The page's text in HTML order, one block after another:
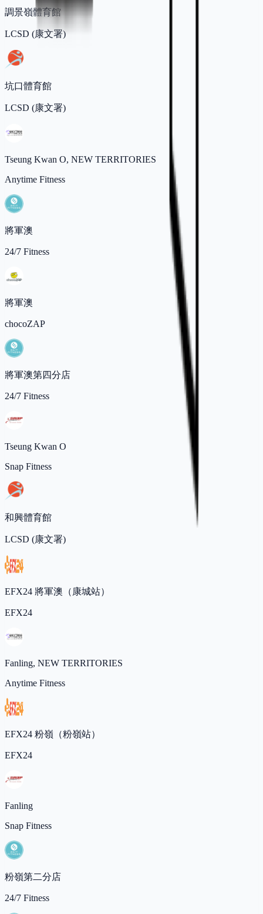
調景嶺體育館
LCSD (康文署)
坑口體育館
LCSD (康文署)
Tseung Kwan O, NEW TERRITORIES
Anytime Fitness
將軍澳
24/7 Fitness
將軍澳
chocoZAP
將軍澳第四分店
24/7 Fitness
Tseung Kwan O
Snap Fitness
和興體育館
LCSD (康文署)
EFX24 將軍澳（康城站）
EFX24
Fanling, NEW TERRITORIES
Anytime Fitness
EFX24 粉嶺（粉嶺站）
EFX24
Fanling
Snap Fitness
粉嶺第二分店
24/7 Fitness